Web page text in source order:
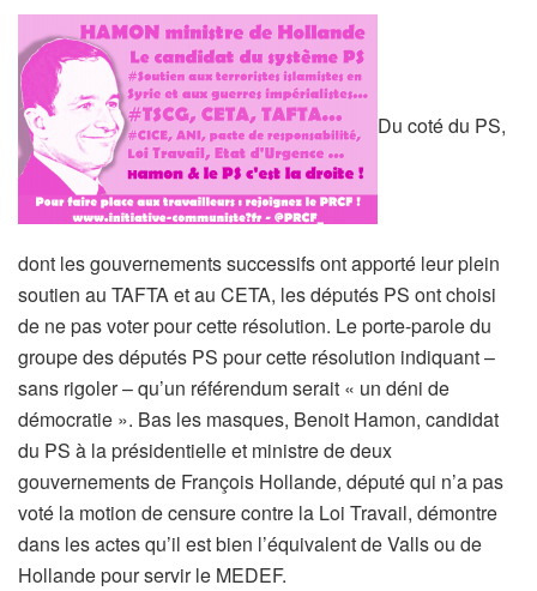
Du coté du PS,
dont les gouvernements successifs ont apporté leur plein
soutien au TAFTA et au CETA, les députés PS ont choisi
de ne pas voter pour cette résolution. Le porte-parole du
groupe des députés PS pour cette résolution indiquant –
sans rigoler – qu’un référendum serait « un déni de
démocratie ». Bas les masques, Benoit Hamon, candidat
du PS à la présidentielle et ministre de deux
gouvernements de François Hollande, député qui n’a pas
voté la motion de censure contre la Loi Travail, démontre
dans les actes qu’il est bien l’équivalent de Valls ou de
Hollande pour servir le MEDEF.